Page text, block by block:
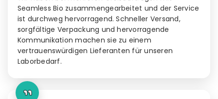
Seamless Bio zusammengearbeitet und der Service
ist durchweg hervorragend. Schneller Versand,
sorgfältige Verpackung und hervorragende
Kommunikation machen sie zu einem
vertrauenswürdigen Lieferanten für unseren
Laborbedarf.